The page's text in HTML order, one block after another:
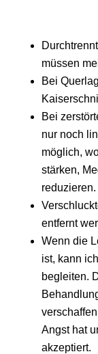
müssen
Bei
Bei
nur noch
möglich,
stärken,
reduzieren.
entfernt
Wenn die
ist, kann
begleiten.
Angst hat
akzeptiert.